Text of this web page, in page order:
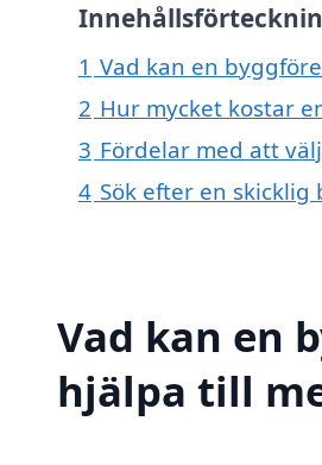
1 Vad kan en
2 Hur mycket kostar
3 Fördelar med att
4 Sök efter en
Vad kan en
hjälpa till